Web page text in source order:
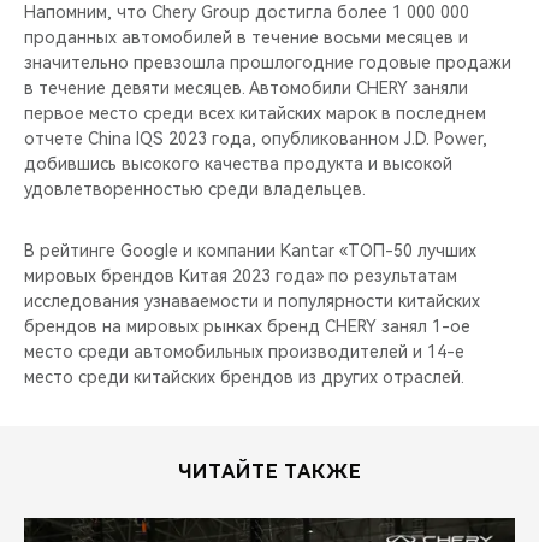
Напомним, что Chery Group достигла более 1 000 000
проданных автомобилей в течение восьми месяцев и
значительно превзошла прошлогодние годовые продажи
в течение девяти месяцев. Автомобили CHERY заняли
первое место среди всех китайских марок в последнем
отчете China IQS 2023 года, опубликованном J.D. Power,
добившись высокого качества продукта и высокой
удовлетворенностью среди владельцев.
В рейтинге Google и компании Kantar «ТОП-50 лучших
мировых брендов Китая 2023 года» по результатам
исследования узнаваемости и популярности китайских
брендов на мировых рынках бренд CHERY занял 1-ое
место среди автомобильных производителей и 14-е
место среди китайских брендов из других отраслей.
ЧИТАЙТЕ ТАКЖЕ